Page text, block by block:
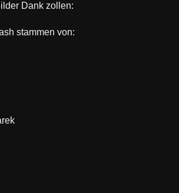
Dank zollen:
stammen von: